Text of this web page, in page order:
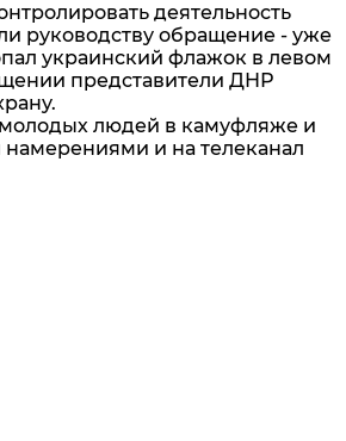
деятельность
руководству обращение - уже
украинский флажок в левом
представители ДНР
людей в камуфляже и
и на телеканал